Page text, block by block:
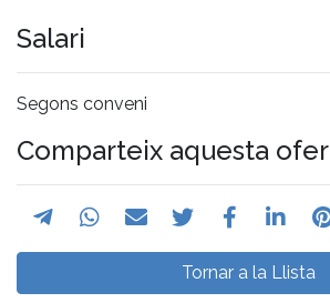
Salari
Segons conveni
Comparteix aquesta
Tornar a la Llista